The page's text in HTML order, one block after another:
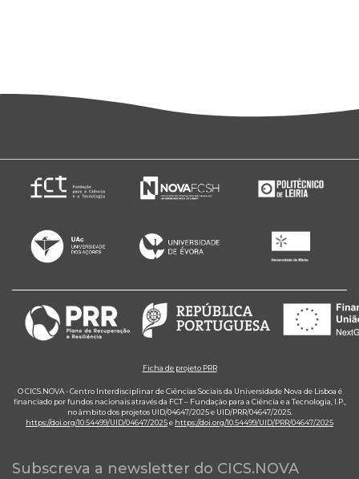
Ficha de projeto PRR
O CICS.NOVA - Centro Interdisciplinar de Ciências Sociais da Universidade Nova de Lisboa é
financiado por fundos nacionais através da FCT – Fundação para a Ciência e a Tecnologia, I.P.,
no âmbito dos projetos UID/04647/2025 e UID/PRR/04647/2025.
https://doi.org/10.54499/UID/04647/2025e https://doi.org/10.54499/UID/PRR/04647/2025
Subscreva a newsletter do CICS.NOVA